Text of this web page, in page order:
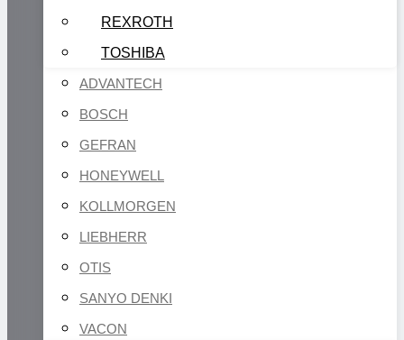
REXROTH
TOSHIBA
ADVANTECH
BOSCH
GEFRAN
HONEYWELL
KOLLMORGEN
LIEBHERR
OTIS
SANYO DENKI
VACON